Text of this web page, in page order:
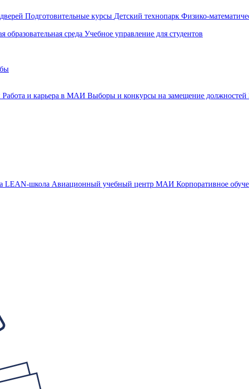
Подготовительные курсы Детский технопарк Физико-
образовательная среда Учебное управление для студентов
Работа и карьера в МАИ Выборы и конкурсы на замещение должностей
LEAN-школа Авиационный учебный центр МАИ Корпоративное